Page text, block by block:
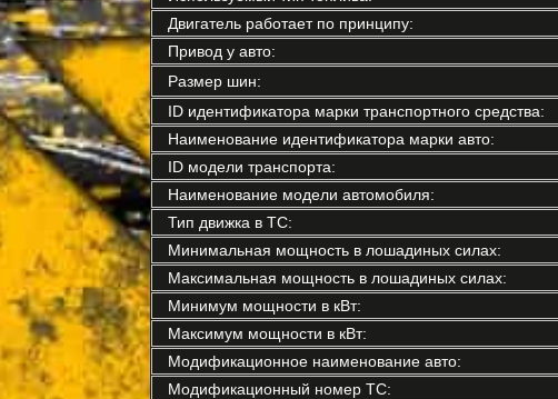
Двигатель работает по принципу:
Привод у авто:
Размер шин:
ID идентификатора марки транспортного средства:
Наименование идентификатора марки авто:
ID модели транспорта:
Наименование модели автомобиля:
Тип движка в ТС:
Минимальная мощность в лошадиных силах:
Максимальная мощность в лошадиных силах:
Минимум мощности в кВт:
Максимум мощности в кВт:
Модификационное наименование авто:
Модификационный номер ТС: